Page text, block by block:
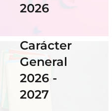
2026
14 Abril 2026
Carácter
General
2026 -
2027
28 Noviembre
2025